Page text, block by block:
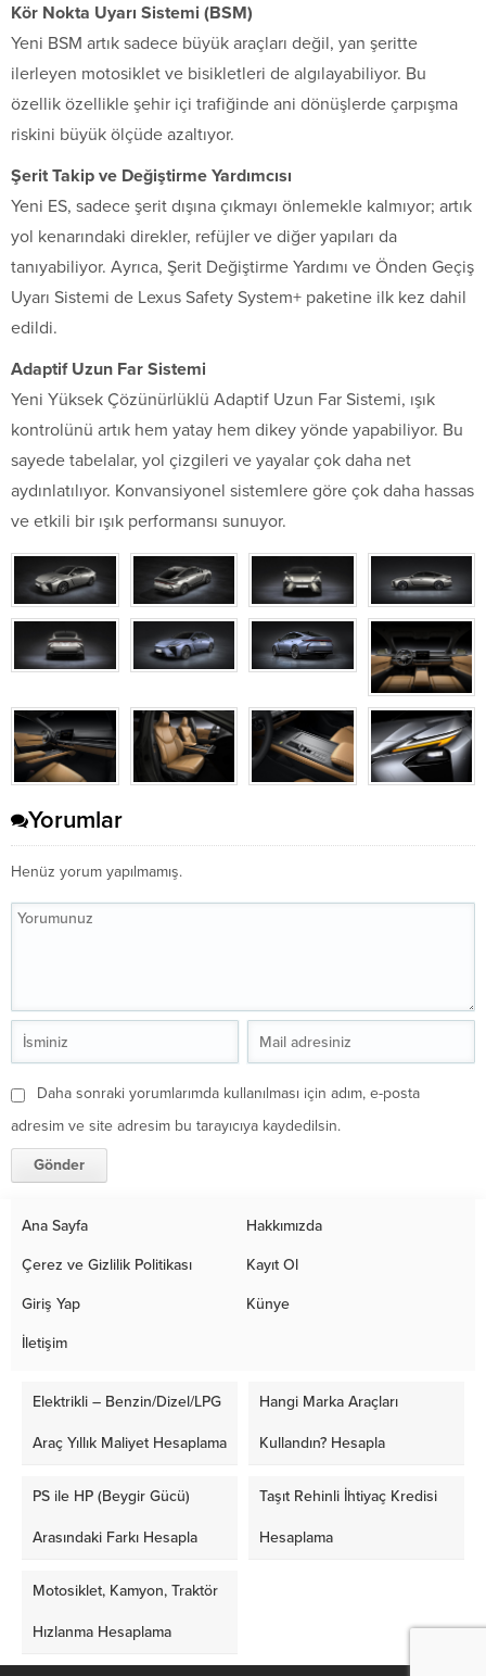
Kör Nokta Uyarı Sistemi (BSM)
Yeni BSM artık sadece büyük araçları değil, yan şeritte
ilerleyen motosiklet ve bisikletleri de algılayabiliyor. Bu
özellik özellikle şehir içi trafiğinde ani dönüşlerde çarpışma
riskini büyük ölçüde azaltıyor.
️Şerit Takip ve Değiştirme Yardımcısı
Yeni ES, sadece şerit dışına çıkmayı önlemekle kalmıyor; artık
yol kenarındaki direkler, refüjler ve diğer yapıları da
tanıyabiliyor. Ayrıca, Şerit Değiştirme Yardımı ve Önden Geçiş
Uyarı Sistemi de Lexus Safety System+ paketine ilk kez dahil
edildi.
Adaptif Uzun Far Sistemi
Yeni Yüksek Çözünürlüklü Adaptif Uzun Far Sistemi, ışık
kontrolünü artık hem yatay hem dikey yönde yapabiliyor. Bu
sayede tabelalar, yol çizgileri ve yayalar çok daha net
aydınlatılıyor. Konvansiyonel sistemlere göre çok daha hassas
ve etkili bir ışık performansı sunuyor.
Yorumlar
Henüz yorum yapılmamış.
Daha sonraki yorumlarımda kullanılması için adım, e-posta
adresim ve site adresim bu tarayıcıya kaydedilsin.
Ana Sayfa Hakkımızda
Çerez ve Gizlilik Politikası Kayıt Ol
Giriş Yap Künye
İletişim
Elektrikli – Benzin/Dizel/LPG
Araç Yıllık Maliyet Hesaplama
Hangi Marka Araçları
Kullandın? Hesapla
PS ile HP (Beygir Gücü)
Arasındaki Farkı Hesapla
Taşıt Rehinli İhtiyaç Kredisi
Hesaplama
Motosiklet, Kamyon, Traktör
Hızlanma Hesaplama